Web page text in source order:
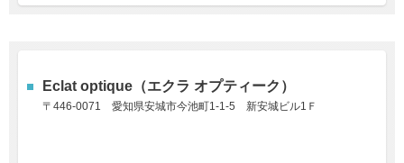
Eclat optique（エクラ オプティーク）
〒446-0071 愛知県安城市今池町1-1-5 新安城ビル1Ｆ